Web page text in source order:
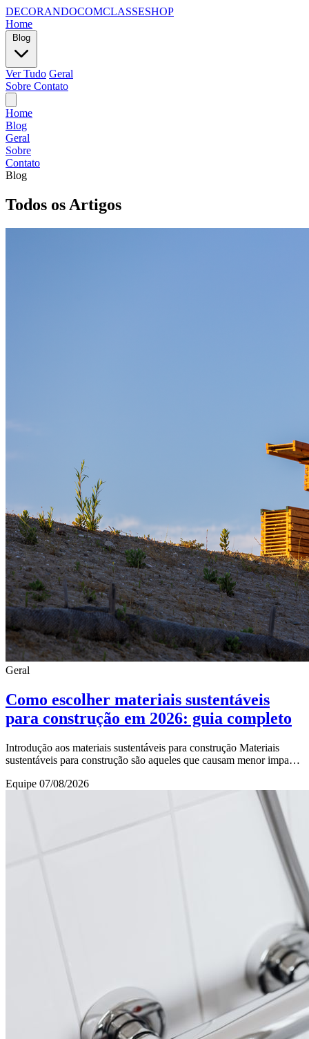
DECORANDOCOMCLASSESHOP
Home
Ver Tudo Geral
Sobre Contato
Home
Blog
Geral
Sobre
Contato
Blog
Todos os Artigos
Geral
Como escolher materiais sustentáveis
para construção em 2026: guia completo
Introdução aos materiais sustentáveis para construção Materiais
sustentáveis para construção são aqueles que causam menor impacto
Equipe 07/08/2026